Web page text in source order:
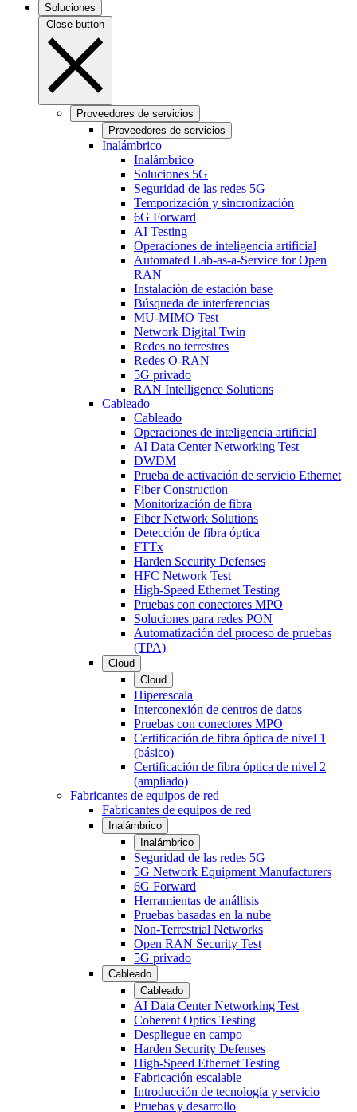
Soluciones
Close button
Proveedores de servicios
Proveedores de servicios
Inalámbrico
Inalámbrico
Soluciones 5G
Seguridad de las redes 5G
Temporización y sincronización
6G Forward
AI Testing
Operaciones de inteligencia artificial
Automated Lab-as-a-Service for Open
RAN
Instalación de estación base
Búsqueda de interferencias
MU-MIMO Test
Network Digital Twin
Redes no terrestres
Redes O-RAN
5G privado
RAN Intelligence Solutions
Cableado
Cableado
Operaciones de inteligencia artificial
AI Data Center Networking Test
DWDM
Prueba de activación de servicio Ethernet
Fiber Construction
Monitorización de fibra
Fiber Network Solutions
Detección de fibra óptica
FTTx
Harden Security Defenses
HFC Network Test
High-Speed Ethernet Testing
Pruebas con conectores MPO
Soluciones para redes PON
Automatización del proceso de pruebas
(TPA)
Cloud
Cloud
Hiperescala
Interconexión de centros de datos
Pruebas con conectores MPO
Certificación de fibra óptica de nivel 1
(básico)
Certificación de fibra óptica de nivel 2
(ampliado)
Fabricantes de equipos de red
Fabricantes de equipos de red
Inalámbrico
Inalámbrico
Seguridad de las redes 5G
5G Network Equipment Manufacturers
6G Forward
Herramientas de anállisis
Pruebas basadas en la nube
Non-Terrestrial Networks
Open RAN Security Test
5G privado
Cableado
Cableado
AI Data Center Networking Test
Coherent Optics Testing
Despliegue en campo
Harden Security Defenses
High-Speed Ethernet Testing
Fabricación escalable
Introducción de tecnología y servicio
Pruebas y desarrollo